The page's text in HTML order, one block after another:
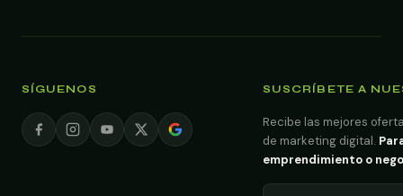
SÍGUENOS SUSCRÍBETE A
Recibe las mejores
de marketing digital.
emprendimiento o